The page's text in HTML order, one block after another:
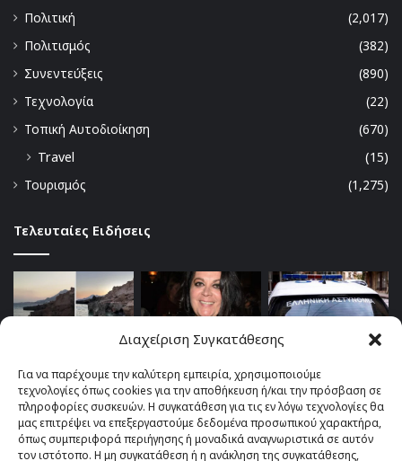
Διαχείριση Συγκατάθεσης
Για να παρέχουμε την καλύτερη εμπειρία, χρησιμοποιούμε
τεχνολογίες όπως cookies για την αποθήκευση ή/και την πρόσβαση σε
πληροφορίες συσκευών. Η συγκατάθεση για τις εν λόγω τεχνολογίες θα
μας επιτρέψει να επεξεργαστούμε δεδομένα προσωπικού χαρακτήρα,
όπως συμπεριφορά περιήγησης ή μοναδικά αναγνωριστικά σε αυτόν
τον ιστότοπο. Η μη συγκατάθεση ή η ανάκληση της συγκατάθεσης,
Πολιτική
(2,017)
Πολιτισμός
(382)
Συνεντεύξεις
(890)
Τεχνολογία
(22)
Τοπική Αυτοδιοίκηση
(670)
Travel
(15)
Τουρισμός
(1,275)
Τελευταίες Ειδήσεις